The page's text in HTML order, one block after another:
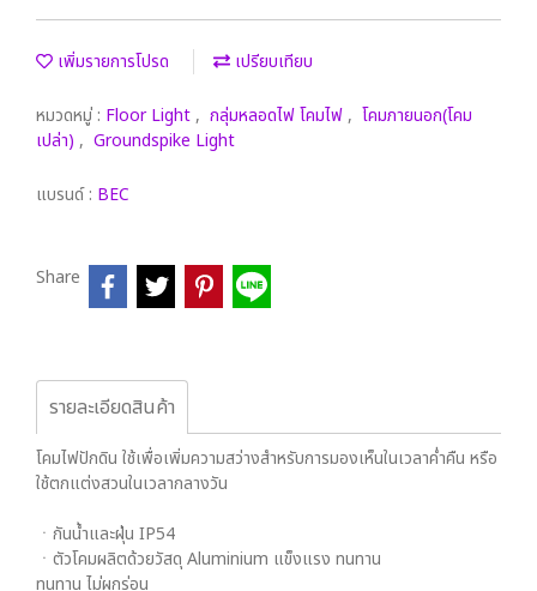
เพิ่มรายการโปรด เปรียบเทียบ
หมวดหมู่ : Floor Light , กลุ่มหลอดไฟ โคมไฟ , โคมภายนอก(โคม
เปล่า) , Groundspike Light
แบรนด์ : BEC
Share
รายละเอียดสินค้า
โคมไฟปักดิน ใช้เพื่อเพิ่มความสว่างสำหรับการมองเห็นในเวลาค่ำคืน หรือ
ใช้ตกแต่งสวนในเวลากลางวัน
ㆍกันน้ำและฝุ่น IP54
ㆍตัวโคมผลิตด้วยวัสดุ Aluminium แข็งแรง ทนทาน
ทนทาน ไม่ผุกร่อน